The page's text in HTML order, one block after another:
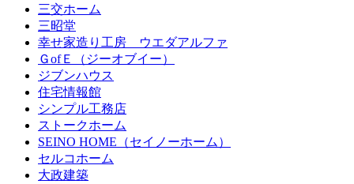
三交ホーム
三昭堂
幸せ家造り工房 ウエダアルファ
ＧofＥ（ジーオブイー）
ジブンハウス
住宅情報館
シンプル工務店
ストークホーム
SEINO HOME（セイノーホーム）
セルコホーム
大政建築